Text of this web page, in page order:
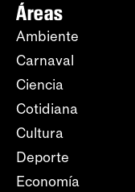
Áreas
Ambiente
Carnaval
Ciencia
Cotidiana
Cultura
Deporte
Economía